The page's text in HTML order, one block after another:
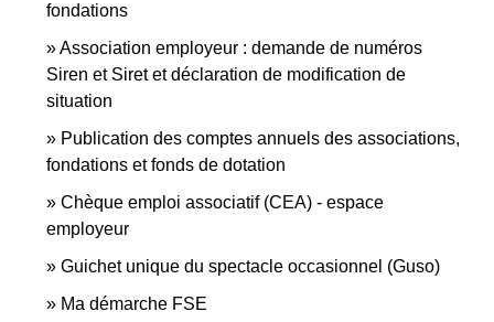
fondations
Association employeur : demande de numéros
Siren et Siret et déclaration de modification de
situation
Publication des comptes annuels des associations,
fondations et fonds de dotation
Chèque emploi associatif (CEA) - espace
employeur
Guichet unique du spectacle occasionnel (Guso)
Ma démarche FSE